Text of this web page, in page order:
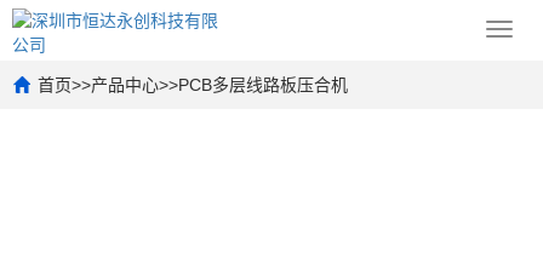
首页>>产品中心>>PCB多层线路板压合机